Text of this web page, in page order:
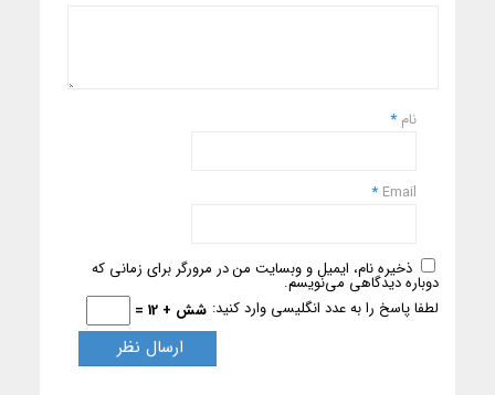
نام *
Email
*
ذخیره نام، ایمیل و وبسایت من در مرورگر برای زمانی که
دوباره دیدگاهی می‌نویسم.
لطفا پاسخ را به عدد انگلیسی وارد کنید: شش + 12 =